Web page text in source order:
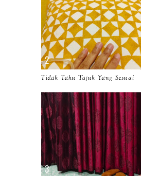
June10
May9
April9
March11
January 14
2024130
December 19
November 12
Tidak Tahu Tajuk Yang Sesuai